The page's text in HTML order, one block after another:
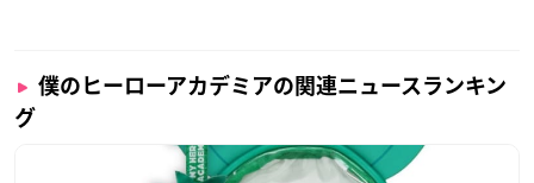
僕のヒーローアカデミアの関連ニュースランキン
グ